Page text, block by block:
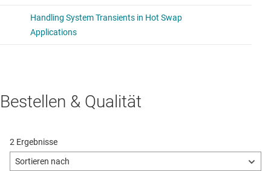
Bestellen & Qualität